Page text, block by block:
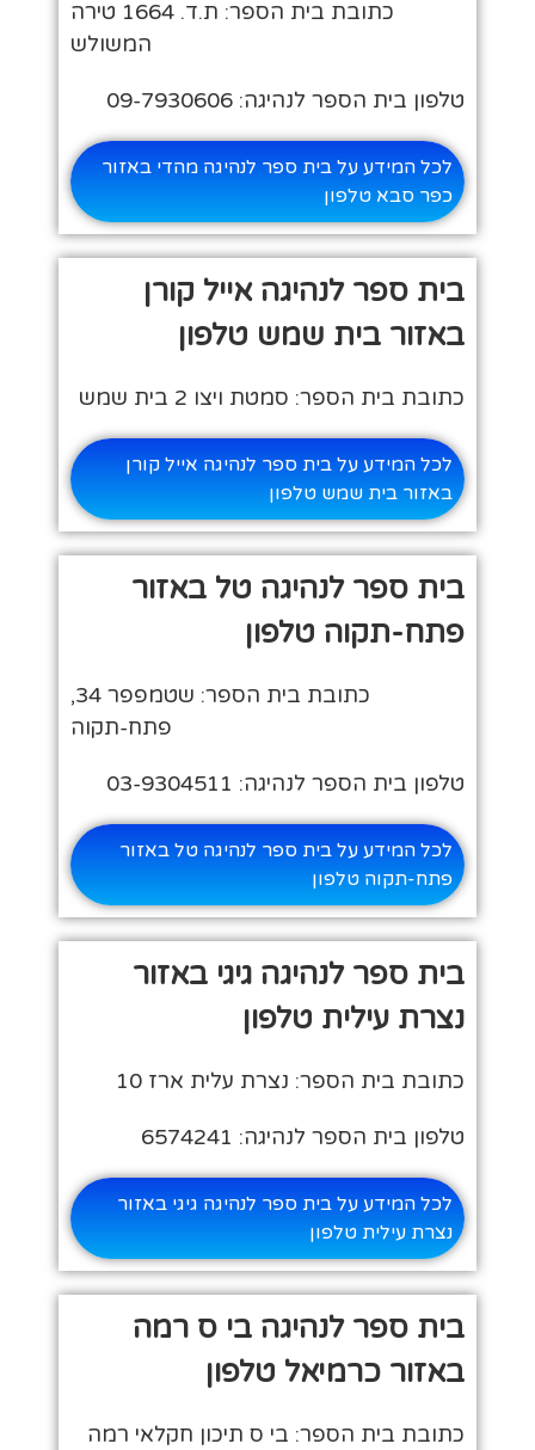
כתובת בית הספר: ת.ד. 1664 טירה
המשולש
טלפון בית הספר לנהיגה: 09-7930606
לכל המידע על בית ספר לנהיגה מהדי באזור
כפר סבא טלפון
בית ספר לנהיגה אייל קורן
באזור בית שמש טלפון
כתובת בית הספר: סמטת ויצו 2 בית שמש
לכל המידע על בית ספר לנהיגה אייל קורן
באזור בית שמש טלפון
בית ספר לנהיגה טל באזור
פתח-תקוה טלפון
כתובת בית הספר: שטמפפר 34,
פתח-תקוה
טלפון בית הספר לנהיגה: 03-9304511
לכל המידע על בית ספר לנהיגה טל באזור
פתח-תקוה טלפון
בית ספר לנהיגה גיגי באזור
נצרת עילית טלפון
כתובת בית הספר: נצרת עלית ארז 10
טלפון בית הספר לנהיגה: 6574241
לכל המידע על בית ספר לנהיגה גיגי באזור
נצרת עילית טלפון
בית ספר לנהיגה בי ס רמה
באזור כרמיאל טלפון
כתובת בית הספר: בי ס תיכון חקלאי רמה